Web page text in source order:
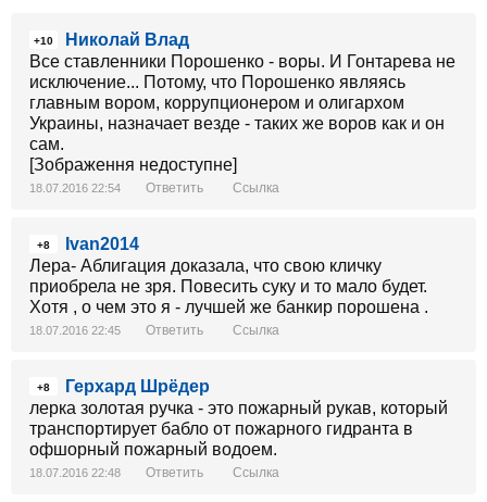
+10
Николай Влад
Все ставленники Порошенко - воры. И Гонтарева не
исключение... Потому, что Порошенко являясь
главным вором, коррупционером и олигархом
Украины, назначает везде - таких же воров как и он
сам.
[Зображення недоступне]
18.07.2016 22:54 Ответить Ссылка
+8
Ivan2014
Лера- Аблигация доказала, что свою кличку
приобрела не зря. Повесить суку и то мало будет.
Хотя , о чем это я - лучшей же банкир порошена .
18.07.2016 22:45 Ответить Ссылка
+8
Герхард Шрёдер
лерка золотая ручка - это пожарный рукав, который
транспортирует бабло от пожарного гидранта в
офшорный пожарный водоем.
18.07.2016 22:48 Ответить Ссылка